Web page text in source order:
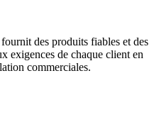
des produits fiables et des
exigences de chaque client en
commerciales.